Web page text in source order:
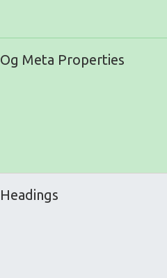
Og Meta Properties
Headings